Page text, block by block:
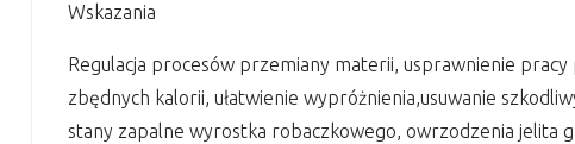
Wskazania
Regulacja procesów przemiany materii, usprawnienie
zbędnych kalorii, ułatwienie wypróżnienia,usuwanie
stany zapalne wyrostka robaczkowego, owrzodzenia jelita